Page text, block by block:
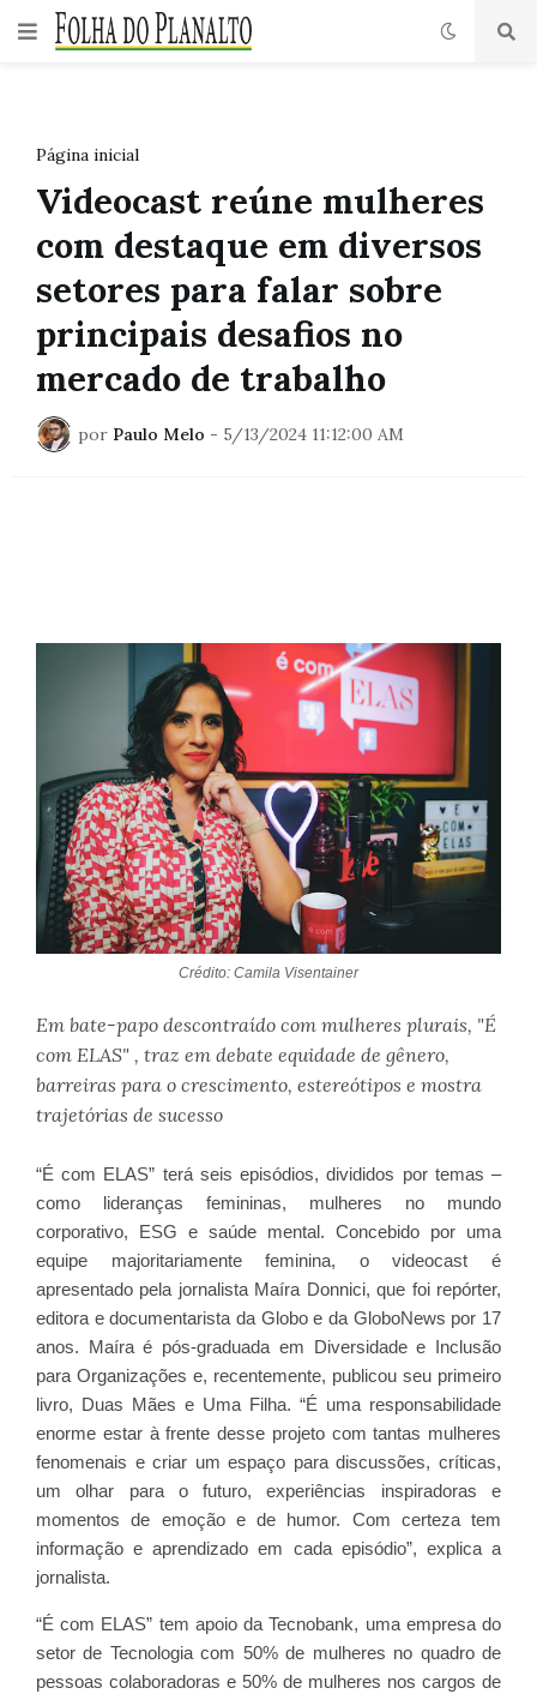
Página inicial
Videocast reúne mulheres
com destaque em diversos
setores para falar sobre
principais desafios no
mercado de trabalho
por Paulo Melo - 5/13/2024 11:12:00 AM
Crédito: Camila Visentainer
Em bate-papo descontraído com mulheres plurais, "É
com ELAS" , traz em debate equidade de gênero,
barreiras para o crescimento, estereótipos e mostra
trajetórias de sucesso
“É com ELAS” terá seis episódios, divididos por temas –
como lideranças femininas, mulheres no mundo
corporativo, ESG e saúde mental. Concebido por uma
equipe majoritariamente feminina, o videocast é
apresentado pela jornalista Maíra Donnici, que foi repórter,
editora e documentarista da Globo e da GloboNews por 17
anos. Maíra é pós-graduada em Diversidade e Inclusão
para Organizações e, recentemente, publicou seu primeiro
livro, Duas Mães e Uma Filha. “É uma responsabilidade
enorme estar à frente desse projeto com tantas mulheres
fenomenais e criar um espaço para discussões, críticas,
um olhar para o futuro, experiências inspiradoras e
momentos de emoção e de humor. Com certeza tem
informação e aprendizado em cada episódio”, explica a
jornalista.
“É com ELAS” tem apoio da Tecnobank, uma empresa do
setor de Tecnologia com 50% de mulheres no quadro de
pessoas colaboradoras e 50% de mulheres nos cargos de